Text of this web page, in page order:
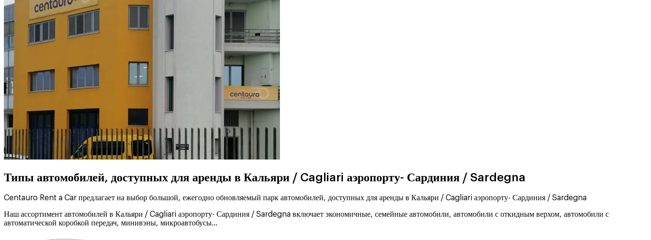
Типы автомобилей, доступных для аренды в Кальяри / Cagliari аэропорту- Сардиния / Sardegna
Centauro Rent a Car предлагает на выбор большой, ежегодно обновляемый парк автомобилей, доступных для аренды в Кальяри / Cagliari аэропорту- Сардиния / Sardegna
Наш ассортимент автомобилей в Кальяри / Cagliari аэропорту- Сардиния / Sardegna включает экономичные, семейные автомобили, автомобили с откидным верхом, автомобили с
автоматической коробкой передач, минивэны, микроавтобусы…